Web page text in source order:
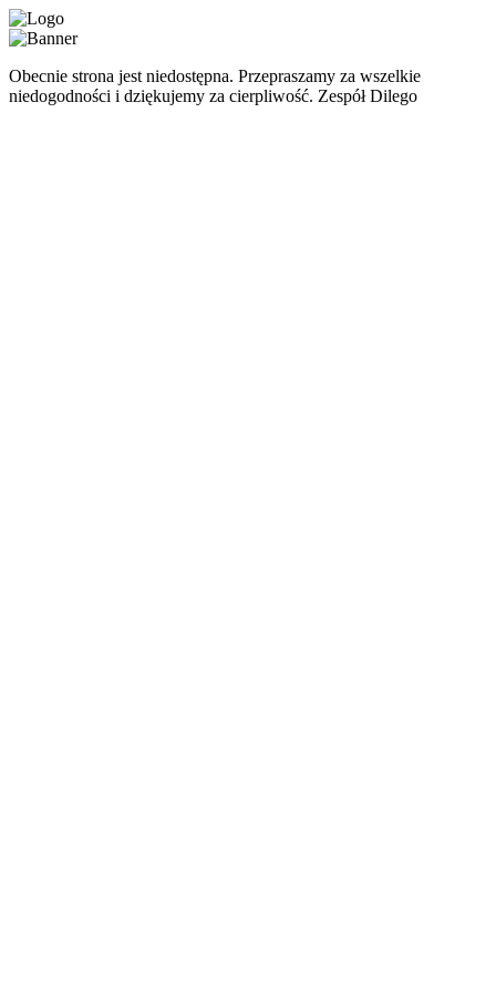
Obecnie strona jest niedostępna. Przepraszamy za wszelkie
niedogodności i dziękujemy za cierpliwość. Zespół Dilego